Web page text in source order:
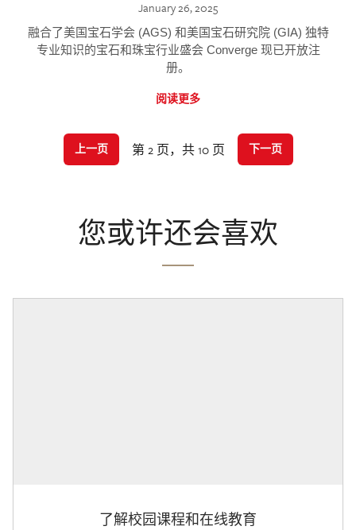
January 26, 2025
融合了美国宝石学会 (AGS) 和美国宝石研究院 (GIA) 独特
专业知识的宝石和珠宝行业盛会 Converge 现已开放注
册。
阅读更多
上一页 第 2 页，共 10 页 下一页
您或许还会喜欢
了解校园课程和在线教育